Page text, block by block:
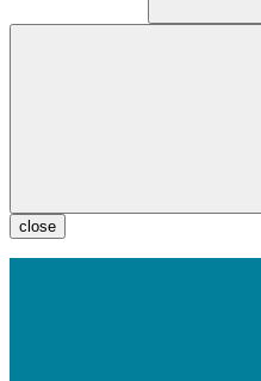
close